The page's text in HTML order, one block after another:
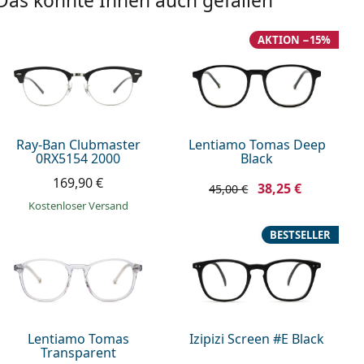
Ray-Ban Clubmaster
0RX5154 2000
169,90 €
Kostenloser Versand
Lentiamo Tomas Deep
Black
AKTION −15%
45,00 € 38,25 €
Lentiamo Tomas
Transparent
Izipizi Screen #E Black
BESTSELLER